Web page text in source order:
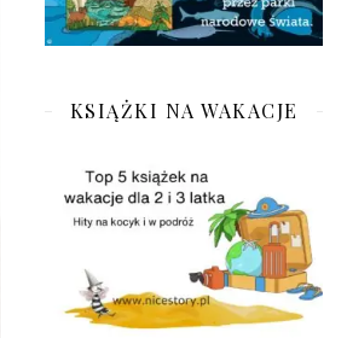
KSIĄŻKI NA WAKACJE